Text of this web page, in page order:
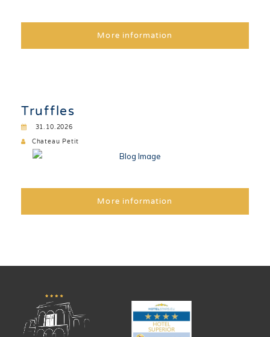
More information
Truffles
31.10.2026
Chateau Petit
More information